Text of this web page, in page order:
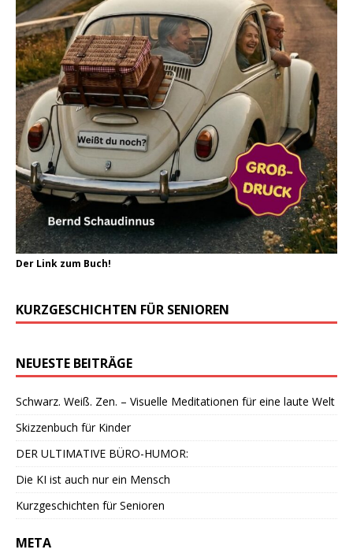
Der Link zum Buch!
KURZGESCHICHTEN FÜR SENIOREN
NEUESTE BEITRÄGE
Schwarz. Weiß. Zen. – Visuelle Meditationen für eine laute Welt
Skizzenbuch für Kinder
DER ULTIMATIVE BÜRO-HUMOR:
Die KI ist auch nur ein Mensch
Kurzgeschichten für Senioren
META